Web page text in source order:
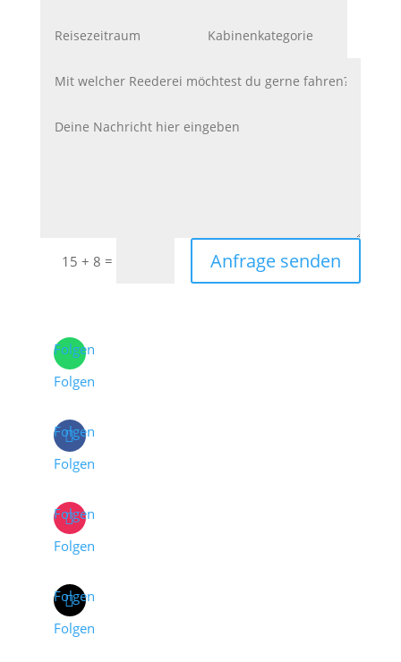
15 + 8 = Anfrage senden
Folgen
Folgen
Folgen
Folgen
Folgen
Folgen
Folgen
Folgen